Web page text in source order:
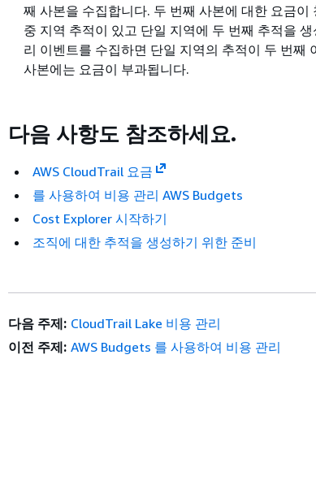
째 사본을 수집합니다. 두 번째 사본에 대한 요금
중 지역 추적이 있고 단일 지역에 두 번째 추적을
리 이벤트를 수집하면 단일 지역의 추적이 두 번째
사본에는 요금이 부과됩니다.
다음 사항도 참조하세요.
AWS CloudTrail 요금
를 사용하여 비용 관리 AWS Budgets
Cost Explorer 시작하기
조직에 대한 추적을 생성하기 위한 준비
다음 주제: CloudTrail Lake 비용 관리
이전 주제: AWS Budgets 를 사용하여 비용 관리